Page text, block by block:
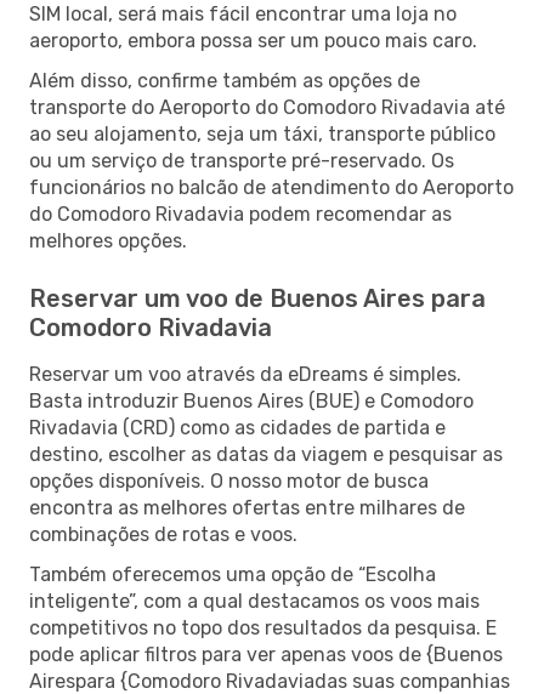
SIM local, será mais fácil encontrar uma loja no
aeroporto, embora possa ser um pouco mais caro.
Além disso, confirme também as opções de
transporte do Aeroporto do Comodoro Rivadavia até
ao seu alojamento, seja um táxi, transporte público
ou um serviço de transporte pré-reservado. Os
funcionários no balcão de atendimento do Aeroporto
do Comodoro Rivadavia podem recomendar as
melhores opções.
Reservar um voo de Buenos Aires para
Comodoro Rivadavia
Reservar um voo através da eDreams é simples.
Basta introduzir Buenos Aires (BUE) e Comodoro
Rivadavia (CRD) como as cidades de partida e
destino, escolher as datas da viagem e pesquisar as
opções disponíveis. O nosso motor de busca
encontra as melhores ofertas entre milhares de
combinações de rotas e voos.
Também oferecemos uma opção de “Escolha
inteligente”, com a qual destacamos os voos mais
competitivos no topo dos resultados da pesquisa. E
pode aplicar filtros para ver apenas voos de {Buenos
Airespara {Comodoro Rivadaviadas suas companhias